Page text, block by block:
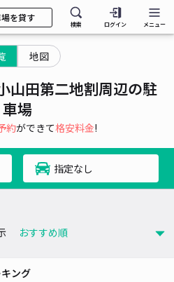
を貸す
検索 ログイン メニュー
地図
山田第二地割周辺の駐
車場
約ができて格安料金!
指定なし
ング